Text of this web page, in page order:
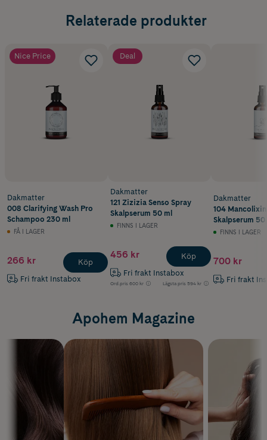
Relaterade produkter
Nice Price
Dakmatter
008 Clarifying Wash Pro
Schampoo 230 ml
FÅ I LAGER
266 kr
Fri frakt Instabox
Köp
Deal
Dakmatter
121 Zizizia Senso Spray
Skalpserum 50 ml
FINNS I LAGER
456 kr
Fri frakt Instabox
Ord.pris 600 kr Lägsta pris 594 kr
Köp
Dakmatter
104
Skalpserum 50
FINNS I LAGER
700 kr
Fri frakt
Apohem Magazine